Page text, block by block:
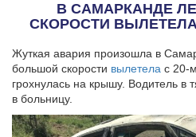
В САМАРКАНДЕ
СКОРОСТИ
Жуткая авария произошла в
большой скорости вылетела с 20-
грохнулась на крышу. Водитель в
в больницу.